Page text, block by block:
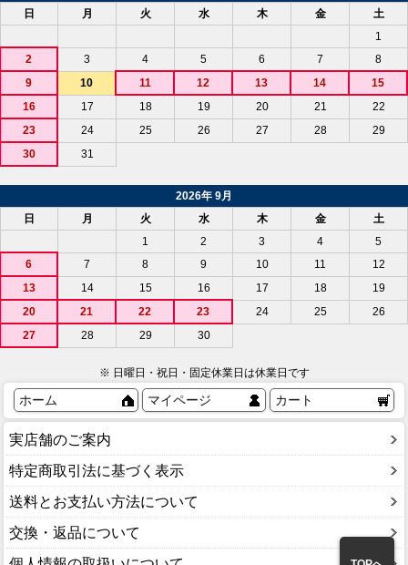
日
月 火 水 木 金
土
1
2
3 4 5 6 7
8
9
10 11 12 13 14
15
16
17 18 19 20 21
22
23
24 25 26 27 28
29
30
31
2026年 9月
日
月 火 水 木 金
土
1
2 3 4
5
6
7 8 9 10 11
12
13
14 15 16 17 18
19
20
21 22 23 24 25
26
27
28 29 30
※ 日曜日・祝日・固定休業日は休業日です
ホーム マイページ カート
実店舗のご案内
特定商取引法に基づく表示
送料とお支払い方法について
交換・返品について